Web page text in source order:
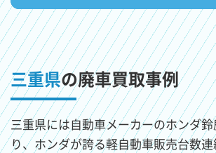
三重県の廃車買取事例
三重県には自動車メーカーのホンダ
り、ホンダが誇る軽自動車販売台数